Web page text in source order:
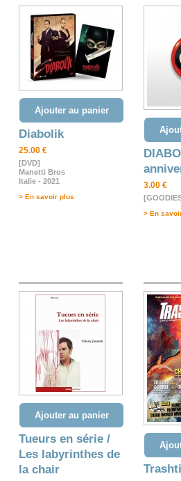
Ajouter au panier
Diabolik
25.00 €
[DVD]
Manetti Bros
Italie - 2021
> En savoir plus
3.00 €
> En
Ajouter au panier
Tueurs en série /
Les labyrinthes de
la chair